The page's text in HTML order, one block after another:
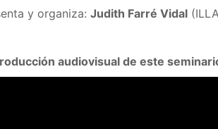
y organiza: Judith Farré Vidal
audiovisual de este